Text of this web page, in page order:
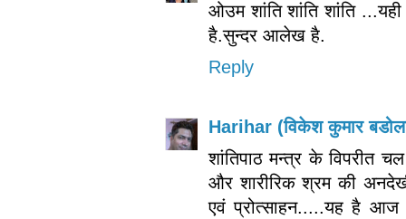
ओउम शांति शांति शांति
है.सुन्दर आलेख है.
Reply
Harihar (विकेश कुमार
शांतिपाठ मन्‍त्र के विपरीत
और शारीरिक श्रम की
एवं प्रोत्‍साहन.....यह है आज